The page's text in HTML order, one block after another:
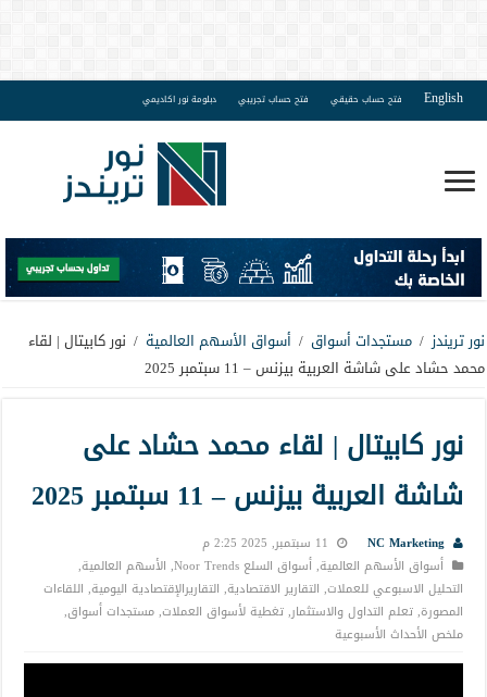
English فتح حساب حقيقي فتح حساب تجريبي دبلومة نور اكاديمي
نور تريندز / مستجدات أسواق / أسواق الأسهم العالمية / نور كابيتال | لقاء
محمد حشاد على شاشة العربية بيزنس – 11 سبتمبر 2025
نور كابيتال | لقاء محمد حشاد على
شاشة العربية بيزنس – 11 سبتمبر 2025
NC Marketing
11 سبتمبر, 2025 2:25 م
أسواق الأسهم العالمية,أسواق السلع Noor Trends , الأسهم العالمية,
التحليل الاسبوعي للعملات, التقارير الاقتصادية, التقاريرالإقتصادية اليومية, اللقاءات
المصورة,تعلم التداول والاستثمار,تغطية لأسواق العملات,مستجدات أسواق,
ملخص الأحداث الأسبوعية